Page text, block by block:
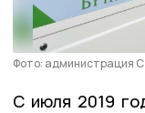
Фото: администрация
С июля 2019